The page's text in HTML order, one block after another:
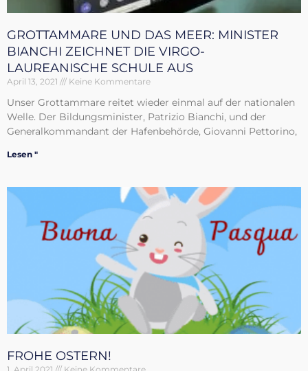
GROTTAMMARE UND DAS MEER: MINISTER
BIANCHI ZEICHNET DIE VIRGO-
LAUREANISCHE SCHULE AUS
April 13, 2021 Keine Kommentare
Unser Grottammare reitet wieder einmal auf der nationalen
Welle. Der Bildungsminister, Patrizio Bianchi, und der
Generalkommandant der Hafenbehörde, Giovanni Pettorino,
Lesen "
FROHE OSTERN!